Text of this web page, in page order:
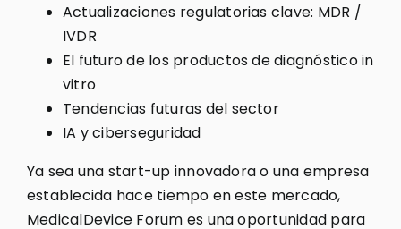
Actualizaciones regulatorias clave: MDR /
IVDR
El futuro de los productos de diagnóstico in
vitro
Tendencias futuras del sector
IA y ciberseguridad
Ya sea una start-up innovadora o una empresa
establecida hace tiempo en este mercado,
MedicalDevice Forum es una oportunidad para